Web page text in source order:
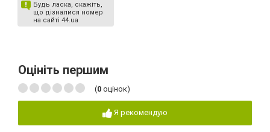
Будь ласка, скажіть,
що дізналися номер
на сайті 44.ua
Оцініть першим
(0 оцінок)
Я рекомендую